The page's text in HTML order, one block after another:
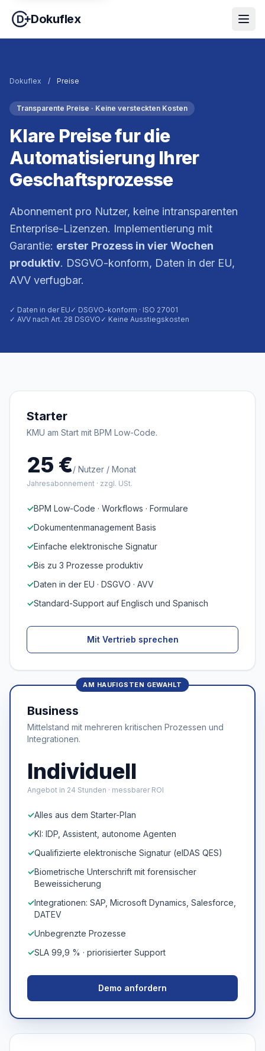
Dokuflex
Dokuflex / Preise
Transparente Preise · Keine versteckten Kosten
Klare Preise fur die
Automatisierung Ihrer
Geschaftsprozesse
Abonnement pro Nutzer, keine intransparenten
Enterprise-Lizenzen. Implementierung mit
Garantie: erster Prozess in vier Wochen
produktiv. DSGVO-konform, Daten in der EU,
AVV verfugbar.
✓ Daten in der EU ✓ DSGVO-konform · ISO 27001
✓ AVV nach Art. 28 DSGVO ✓ Keine Ausstiegskosten
Starter
KMU am Start mit BPM Low-Code.
25 €/ Nutzer / Monat
Jahresabonnement · zzgl. USt.
✓BPM Low-Code · Workflows · Formulare
✓Dokumentenmanagement Basis
✓Einfache elektronische Signatur
✓Bis zu 3 Prozesse produktiv
✓Daten in der EU · DSGVO · AVV
✓Standard-Support auf Englisch und Spanisch
Mit Vertrieb sprechen
Business
Mittelstand mit mehreren kritischen Prozessen und
Integrationen.
Individuell
Angebot in 24 Stunden · messbarer ROI
✓Alles aus dem Starter-Plan
✓KI: IDP, Assistent, autonome Agenten
✓Qualifizierte elektronische Signatur (eIDAS QES)
✓Biometrische Unterschrift mit forensischer
Beweissicherung
✓Integrationen: SAP, Microsoft Dynamics, Salesforce,
DATEV
✓Unbegrenzte Prozesse
✓SLA 99,9 % · priorisierter Support
Demo anfordern